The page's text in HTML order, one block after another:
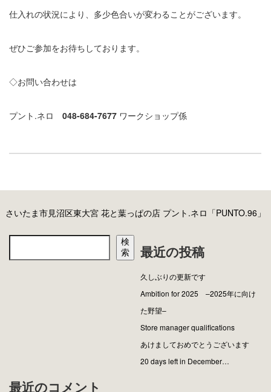
仕入れの状況により、多少色合いが変わることがございます。
ぜひご参加をお待ちしております。
◇お問い合わせは
プント.ネロ 048-684-7677 ワークショップ係
さいたま市見沼区東大宮 花と葉っぱの店 プント.ネロ「PUNTO.96」
検
索
最近の投稿
久しぶりの更新です
Ambition for 2025 –2025年に向け
た野望–
Store manager qualifications
あけましておめでとうございます
20 days left in December…
最近のコメント